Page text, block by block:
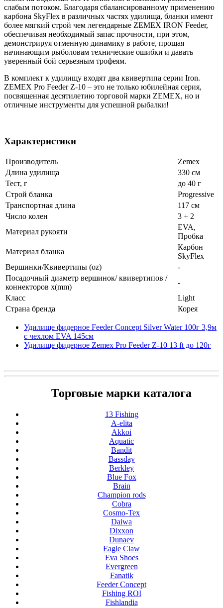
слабым потоком. Благодаря сбалансированному применению
карбона SkyFlex в различных частях удилища, бланки имеют
более мягкий строй чем легендарные ZEMEX IRON Feeder,
обеспечивая необходимый запас прочности, при этом,
демонстрируя отменную динамику в работе, прощая
начинающим рыболовам технические ошибки и давать
уверенный бой серьезным трофеям.
В комплект к удилищу входят два квивертипа серии Iron.
ZEMEX Pro Feeder Z-10 – это не только юбилейная серия,
посвященная десятилетию торговой марки ZEMEX, но и
отличные инструменты для успешной рыбалки!
Характеристики
Производитель
Zemex
Длина удилища
330 см
Тест, г
до 40 г
Строй бланка
Progressive
Транспортная длина
117 см
Число колен
3 + 2
Материал рукояти
EVA,
Пробка
Материал бланка
Карбон
SkyFlex
Вершинки/Квивертипы (oz)
-
Посадочный диаметр вершинок/ квивертипов /
коннекторов x(mm)
-
Класс
Light
Страна бренда
Корея
Удилище фидерное Feeder Concept Silver Water 100г 3,9м
с чехлом EVA 145см
Удилище фидерное Zemex Pro Feeder Z-10 13 ft до 120г
Торговые марки каталога
13 Fishing
A-elita
Akkoi
Aquatic
Bandit
Bassday
Berkley
Blue Fox
Brain
Champion rods
Cobra
Cosmo-Tex
Daiwa
Dixxon
Dunaev
Eagle Claw
Eva Shoes
Evergreen
Fanatik
Feeder Concept
Fishing ROI
Fishlandia